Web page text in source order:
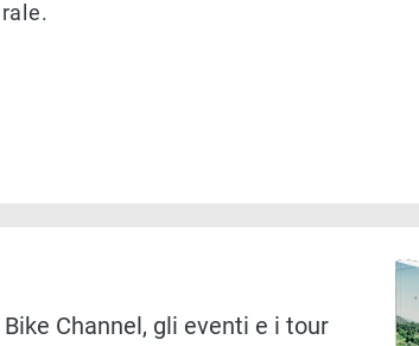
Channel, gli eventi e i tour